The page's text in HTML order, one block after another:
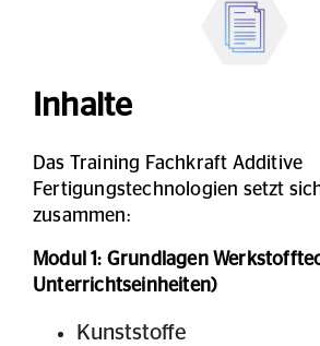
Inhalte
Das Training Fachkraft Additive
Fertigungstechnologien setzt
zusammen:
Modul 1: Grundlagen
Unterrichtseinheiten)
Kunststoffe